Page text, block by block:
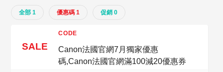
全部 1 優惠碼 1 促銷 0
SALE
CODE
Canon法國官網7月獨家優惠
碼,Canon法國官網滿100減20優惠券